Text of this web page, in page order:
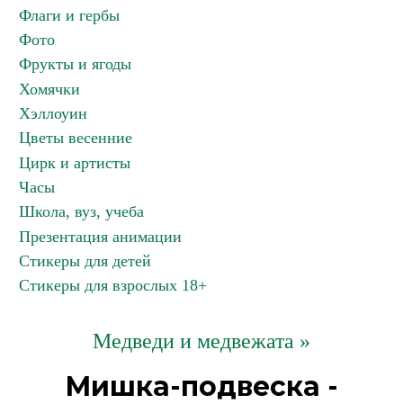
Флаги и гербы
Фото
Фрукты и ягоды
Хомячки
Хэллоуин
Цветы весенние
Цирк и артисты
Часы
Школа, вуз, учеба
Презентация анимации
Стикеры для детей
Стикеры для взрослых 18+
Медведи и медвежата »
Мишка-подвеска -